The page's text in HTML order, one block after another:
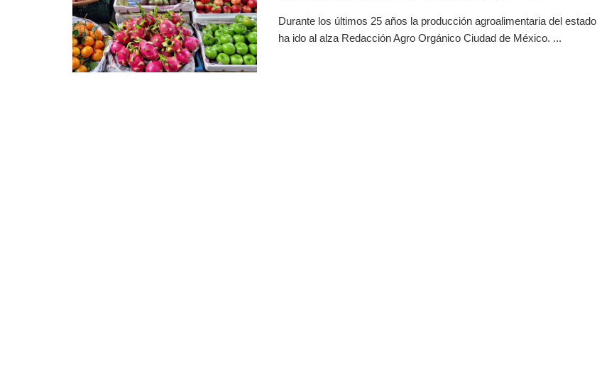
Durante los últimos 25 años la producción agroalimentaria del estado
ha ido al alza Redacción Agro Orgánico Ciudad de México. ...